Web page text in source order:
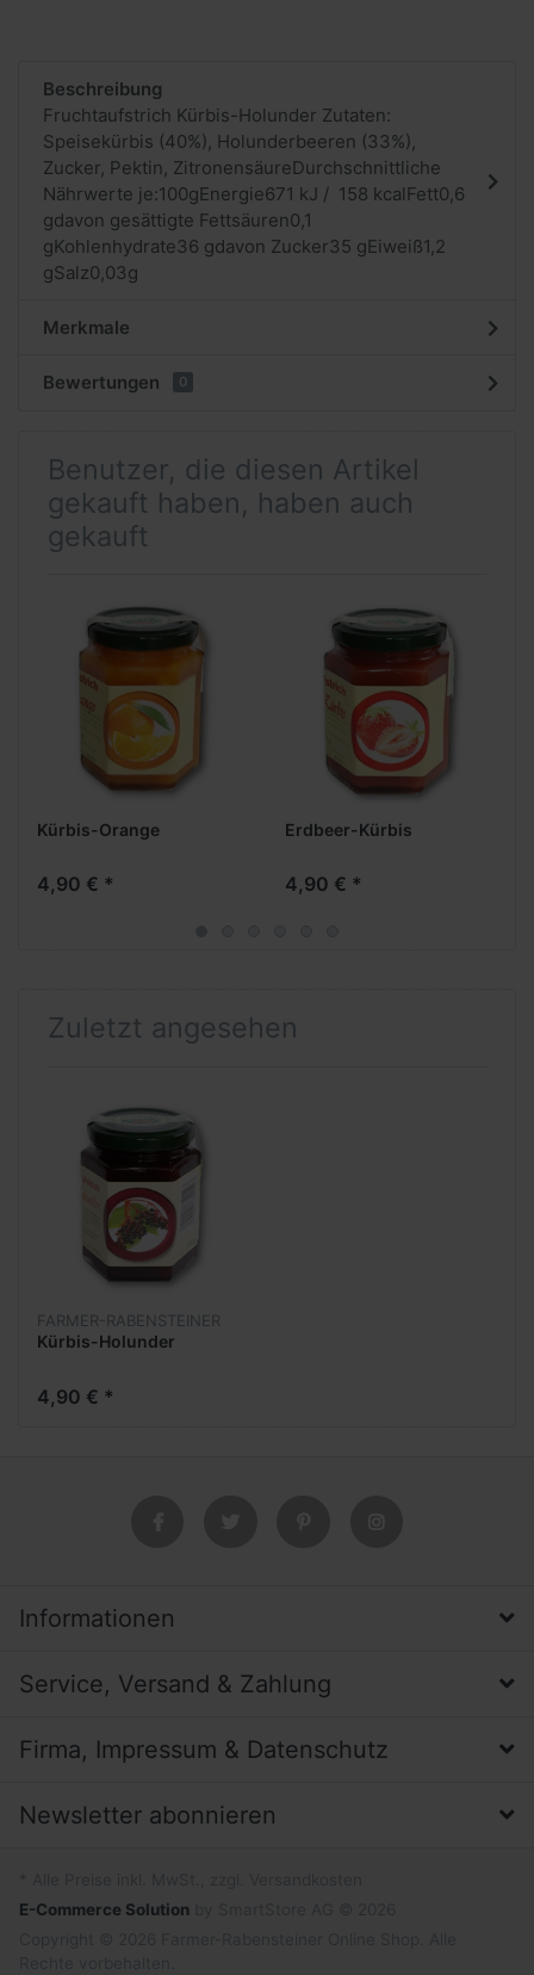
Beschreibung
Fruchtaufstrich Kürbis-Holunder Zutaten:
Speisekürbis (40%), Holunderbeeren (33%),
Zucker, Pektin, ZitronensäureDurchschnittliche
Nährwerte je:100gEnergie671 kJ / 158 kcalFett0,6
gdavon gesättigte Fettsäuren0,1
gKohlenhydrate36 gdavon Zucker35 gEiweiß1,2
gSalz0,03g
Merkmale
Bewertungen 0
Benutzer, die diesen Artikel
gekauft haben, haben auch
gekauft
Kürbis-Orange
4,90 € *
Erdbeer-Kürbis
4,90 € *
Zuletzt angesehen
FARMER-RABENSTEINER
Kürbis-Holunder
4,90 € *
Informationen
Service, Versand & Zahlung
Firma, Impressum & Datenschutz
Newsletter abonnieren
E-Commerce Solution